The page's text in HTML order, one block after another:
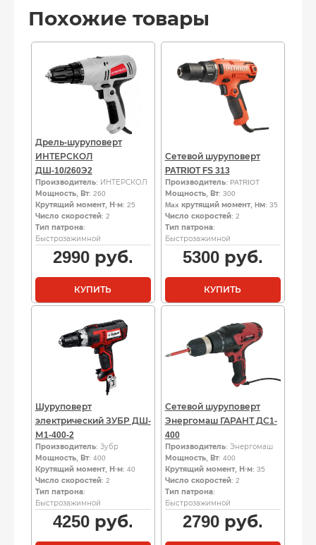
Похожие товары
Дрель-шуруповерт
ИНТЕРСКОЛ
ДШ-10/260Э2
Производитель: ИНТЕРСКОЛ
Мощность, Вт: 260
Крутящий момент, Н·м: 25
Число скоростей: 2
Тип патрона:
Быстрозажимной
2990руб.
КУПИТЬ
Сетевой шуруповерт
PATRIOT FS 313
Производитель: PATRIOT
Мощность, Вт: 300
Max крутящий момент, Hм: 35
Число скоростей: 2
Тип патрона:
Быстрозажимной
5300руб.
КУПИТЬ
Шуруповерт
электрический ЗУБР ДШ-
М1-400-2
Производитель: Зубр
Мощность, Вт: 400
Крутящий момент, Н·м: 40
Число скоростей: 2
Тип патрона:
Быстрозажимной
4250руб.
Сетевой шуруповерт
Энергомаш ГАРАНТ ДС1-
400
Производитель: Энергомаш
Мощность, Вт: 400
Крутящий момент, Н·м: 35
Число скоростей: 2
Тип патрона:
Быстрозажимной
2790руб.